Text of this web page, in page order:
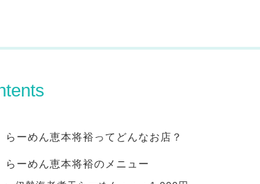
らーめん恵本将裕ってどんなお店？
らーめん恵本将裕のメニュー